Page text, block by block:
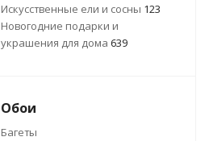
Искусственные ели и сосны 123
Новогодние подарки и
украшения для дома 639
Обои
Багеты